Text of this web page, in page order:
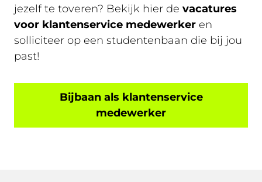
jezelf te toveren? Bekijk hier de vacatures
voor klantenservice medewerker en
solliciteer op een studentenbaan die bij jou
past!
Bijbaan als klantenservice
medewerker